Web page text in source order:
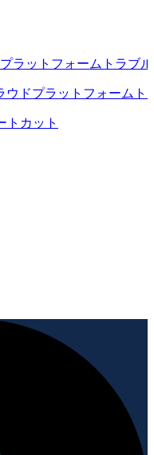
ラットフォーム トラブ
ウドプラットフォーム ト
トカット